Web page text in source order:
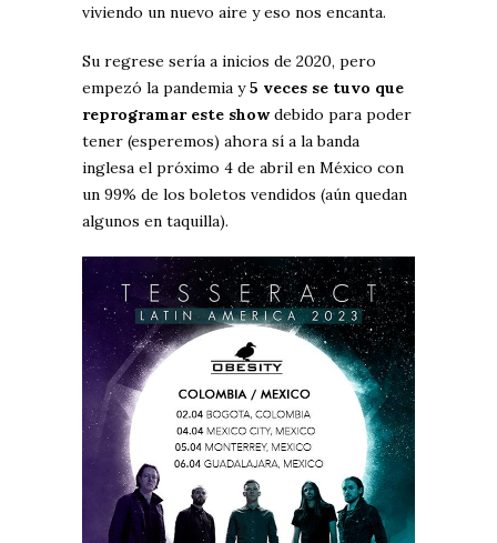
viviendo un nuevo aire y eso nos encanta.
Su regrese sería a inicios de 2020, pero
empezó la pandemia y5 veces se tuvo que
reprogramar este showdebido para poder
tener (esperemos) ahora sí a la banda
inglesa el próximo 4 de abril en México con
un 99% de los boletos vendidos (aún quedan
algunos en taquilla).